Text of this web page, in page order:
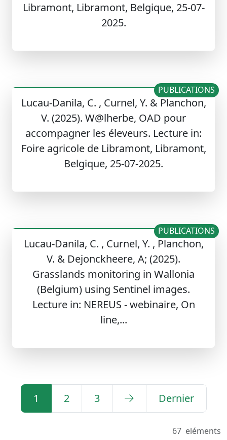
Libramont, Libramont, Belgique, 25-07-
2025.
Lucau-Danila, C. , Curnel, Y. & Planchon,
V. (2025). W@lherbe, OAD pour
accompagner les éleveurs. Lecture in:
Foire agricole de Libramont, Libramont,
Belgique, 25-07-2025.
PUBLICATIONS
Lucau-Danila, C. , Curnel, Y. , Planchon,
V. & Dejonckheere, A; (2025).
Grasslands monitoring in Wallonia
(Belgium) using Sentinel images.
Lecture in: NEREUS - webinaire, On
line,...
PUBLICATIONS
1 2 3 Dernier
67 eléments